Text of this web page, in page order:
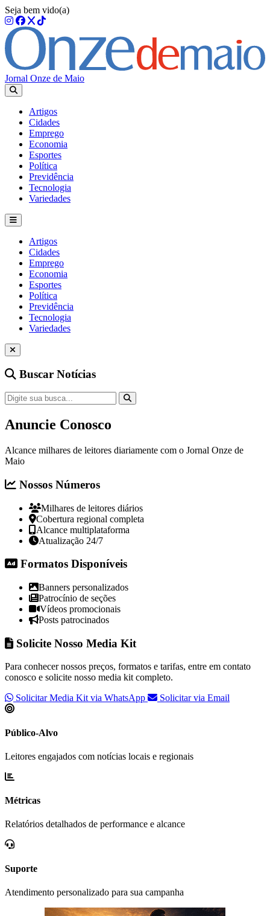
Seja bem vido(a)
Jornal Onze de Maio
Artigos
Cidades
Emprego
Economia
Esportes
Política
Previdência
Tecnologia
Variedades
Artigos
Cidades
Emprego
Economia
Esportes
Política
Previdência
Tecnologia
Variedades
Buscar Notícias
Anuncie Conosco
Alcance milhares de leitores diariamente com o Jornal Onze de
Maio
Nossos Números
Milhares de leitores diários
Cobertura regional completa
Alcance multiplataforma
Atualização 24/7
Formatos Disponíveis
Banners personalizados
Patrocínio de seções
Vídeos promocionais
Posts patrocinados
Solicite Nosso Media Kit
Para conhecer nossos preços, formatos e tarifas, entre em contato
conosco e solicite nosso media kit completo.
Solicitar Media Kit via WhatsApp
Solicitar via Email
Público-Alvo
Leitores engajados com notícias locais e regionais
Métricas
Relatórios detalhados de performance e alcance
Suporte
Atendimento personalizado para sua campanha